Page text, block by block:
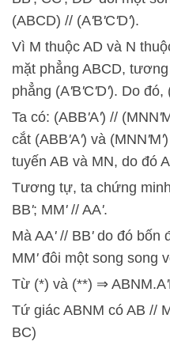
(ABCD) // (A'B'C'D').
Vì M thuộc AD và N
mặt phẳng ABCD,
phẳng (A'B'C'D'). Do đó,
Ta có: (ABB'A') // (MNN'
cắt (ABB'A') và (MNN'M'
tuyến AB và MN, do đó
Tương tự, ta chứng
BB'; MM'// AA'.
Mà AA'// BB' do đó bốn
MM'đôi một song song
Từ (*) và (**) ⇒ ABNM.A'
Tứ giác ABNM có AB //
BC)